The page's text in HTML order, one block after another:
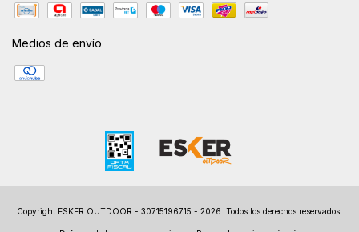
Medios de envío
Copyright ESKER OUTDOOR - 30715196715 - 2026. Todos los derechos reservados.